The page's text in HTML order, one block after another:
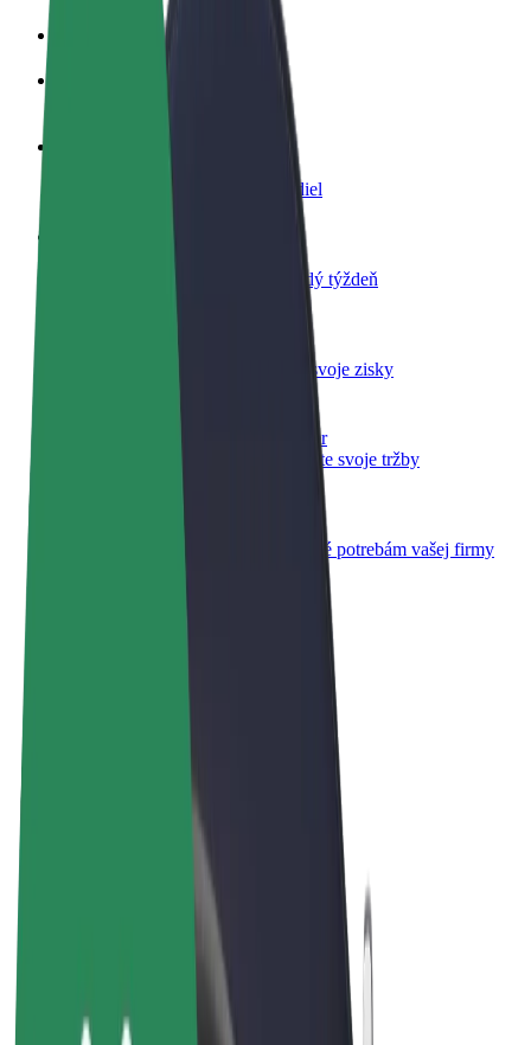
Zarábajte podľa vlastných pravidiel
Doručujte jedlo a zarábajte si každý týždeň
Pridajte reštauráciu
Oslovte viac zákazníkov a zvýšte svoje zisky
Zaregistrujte sa ako flotilový partner
Pridajte svoju flotilu k Boltu a zvýšte svoje tržby
Bolt for Business
Produkty a služby Bolt prispôsobené potrebám vašej firmy